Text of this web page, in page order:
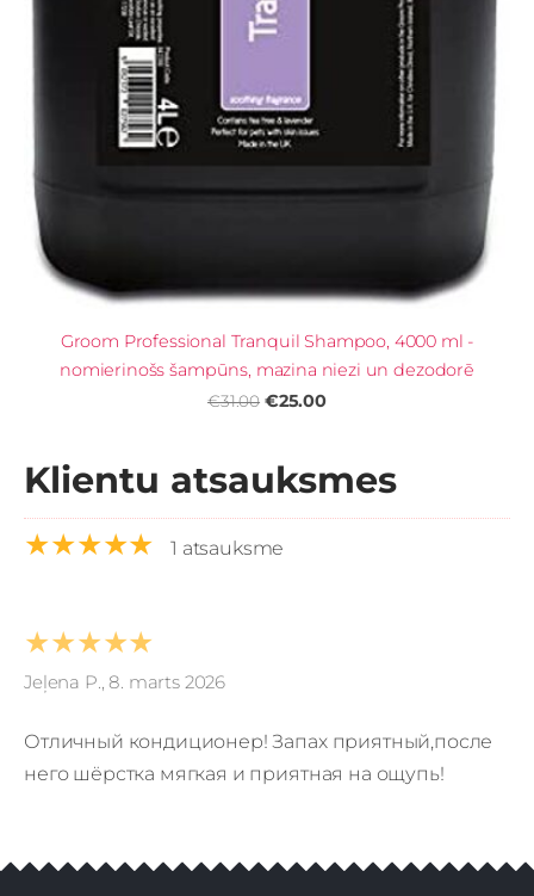
Groom Professional Tranquil Shampoo, 4000 ml -
nomierinošs šampūns, mazina niezi un dezodorē
€31.00 €25.00
Klientu atsauksmes
★★★★★ 1 atsauksme
★★★★★
Jeļena P., 8. marts 2026
Отличный кондиционер! Запах приятный,после
него шёрстка мягкая и приятная на ощупь!